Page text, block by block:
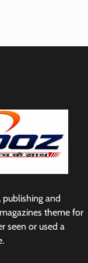
publishing and
theme for
seen or used a